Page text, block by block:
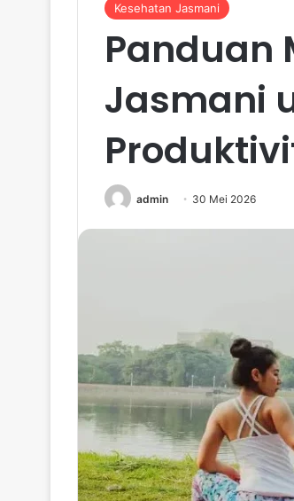
Kesehatan Jasmani
Panduan
Jasmani
admin 30 Mei 2026